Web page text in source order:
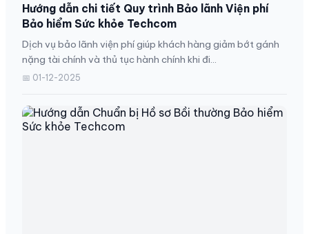
Hướng dẫn chi tiết Quy trình Bảo lãnh Viện phí
Bảo hiểm Sức khỏe Techcom
Dịch vụ bảo lãnh viện phí giúp khách hàng giảm bớt gánh
nặng tài chính và thủ tục hành chính khi đi...
📅 01-12-2025